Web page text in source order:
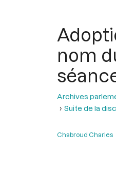
nom
Archives
Suite de la
Chabroud Charles